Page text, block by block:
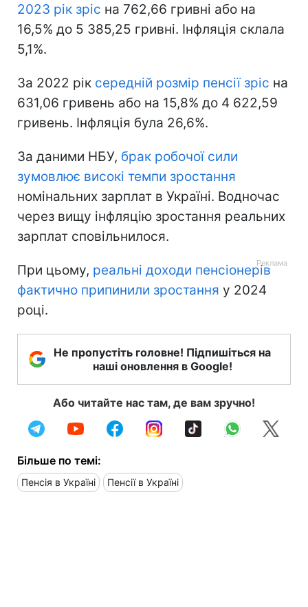
2023 рік зріс на 762,66 гривні або на
16,5% до 5 385,25 гривні. Інфляція склала
5,1%.
За 2022 рік середній розмір пенсії зріс на
631,06 гривень або на 15,8% до 4 622,59
гривень. Інфляція була 26,6%.
За даними НБУ, брак робочої сили
зумовлює високі темпи зростання
номінальних зарплат в Україні. Водночас
через вищу інфляцію зростання реальних
зарплат сповільнилося.
При цьому, реальні доходи пенсіонерів
фактично припинили зростання у 2024
році.
Не пропустіть головне! Підпишіться на
наші оновлення в Google!
Або читайте нас там, де вам зручно!
Більше по темі:
Пенсія в Україні Пенсії в Україні